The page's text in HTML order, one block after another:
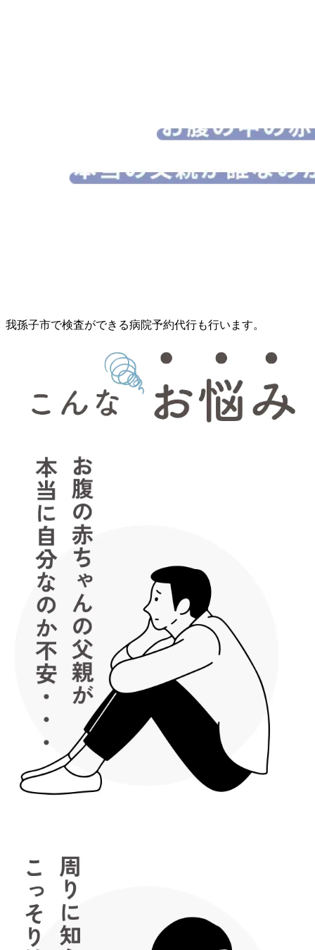
我孫子市で検査ができる病院予約代行も行います。